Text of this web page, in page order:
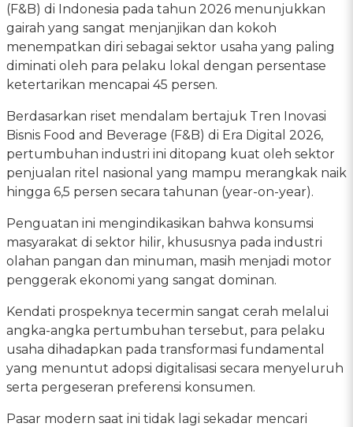
(F&B) di Indonesia pada tahun 2026 menunjukkan
gairah yang sangat menjanjikan dan kokoh
menempatkan diri sebagai sektor usaha yang paling
diminati oleh para pelaku lokal dengan persentase
ketertarikan mencapai 45 persen.
Berdasarkan riset mendalam bertajuk Tren Inovasi
Bisnis Food and Beverage (F&B) di Era Digital 2026,
pertumbuhan industri ini ditopang kuat oleh sektor
penjualan ritel nasional yang mampu merangkak naik
hingga 6,5 persen secara tahunan (year-on-year).
Penguatan ini mengindikasikan bahwa konsumsi
masyarakat di sektor hilir, khususnya pada industri
olahan pangan dan minuman, masih menjadi motor
penggerak ekonomi yang sangat dominan.
Kendati prospeknya tecermin sangat cerah melalui
angka-angka pertumbuhan tersebut, para pelaku
usaha dihadapkan pada transformasi fundamental
yang menuntut adopsi digitalisasi secara menyeluruh
serta pergeseran preferensi konsumen.
Pasar modern saat ini tidak lagi sekadar mencari